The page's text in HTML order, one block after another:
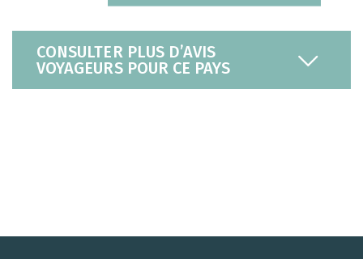
CONSULTER PLUS D’AVIS
VOYAGEURS POUR CE PAYS